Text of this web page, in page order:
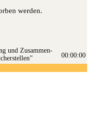
werden.
und Zusam­men­
00:00:00